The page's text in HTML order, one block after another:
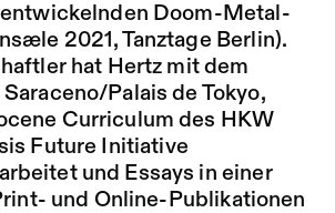
Doom-Metal-
2021, Tanztage Berlin).
hat Hertz mit dem
Palais de Tokyo,
Curriculum des HKW
Future Initiative
und Essays in einer
und Online-Publikationen